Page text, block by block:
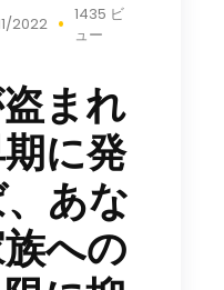
2022
1435 ビ
ュー
まれ
に発
あな
への